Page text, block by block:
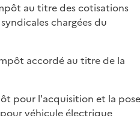
au titre des cotisations
chargées du
accordé au titre de la
pour l'acquisition et la